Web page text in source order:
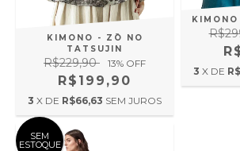
KIMONO - ZŌ NO
TATSUJIN
R$229,90 13% OFF
R$199,90
3 X DE R$66,63 SEM JUROS
3 X DE
SEM
ESTOQUE